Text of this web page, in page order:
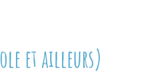
et ailleurs)